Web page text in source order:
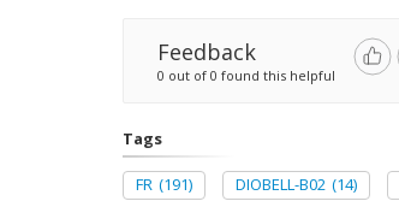
Feedback
0 out of 0 found this helpful
Tags
FR (191) DIOBELL-B02 (14)